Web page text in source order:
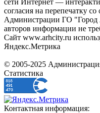
сети Интернет —
согласия на перепечатку
Администрации ГО "Город
авторов информации не
Сайт www.arhcity.ru
Яндекс.Метрика
© 2005-2025
Статистика
Контактная информация: